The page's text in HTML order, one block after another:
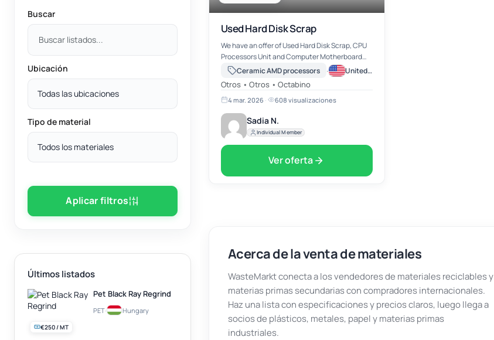
Buscar
Ubicación
Todas las ubicaciones
Tipo de material
Todos los materiales
Aplicar filtros
Últimos listados
€250 / MT
Pet Black Ray Regrind
PET· Hungary
Used Hard Disk Scrap
We have an offer of Used Hard Disk Scrap, CPU
Processors Unit and Computer Motherboard
Scrap An Interested buyer should contact us
for terms and condition of business
Ceramic AMD processors · United States
Otros • Otros • Octabino
4 mar. 2026 · 608 visualizaciones
Sadia N.
Individual Member
Ver oferta
Acerca de la venta de materiales
WasteMarkt conecta a los vendedores de materiales reciclables y
materias primas secundarias con compradores internacionales.
Haz una lista con especificaciones y precios claros, luego llega a
socios de plásticos, metales, papel y materias primas
industriales.